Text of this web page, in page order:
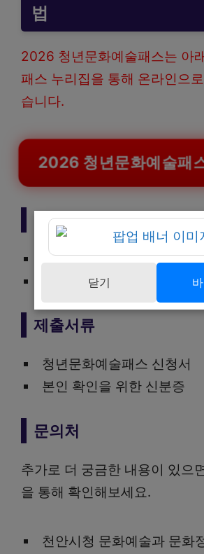
법
2026 청년문화예술패스는 아
패스 누리집을 통해 온라인으
습니다.
2026 청년문화예술패
신청기간
2026년 2월 25일부터
선착순 접수
제출서류
청년문화예술패스 신청서
본인 확인을 위한 신분증
문의처
추가로 더 궁금한 내용이 있으
을 통해 확인해보세요.
천안시청 문화예술과 문화
닫기